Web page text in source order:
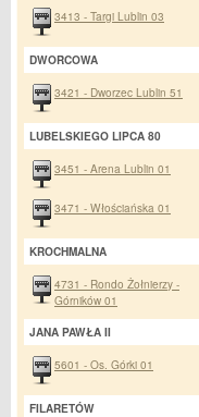
3413 - Targi Lublin 03
DWORCOWA
3421 - Dworzec Lublin 51
LUBELSKIEGO LIPCA 80
3451 - Arena Lublin 01
3471 - Włościańska 01
KROCHMALNA
4731 - Rondo Żołnierzy -
Górników 01
JANA PAWŁA II
5601 - Os. Górki 01
FILARETÓW